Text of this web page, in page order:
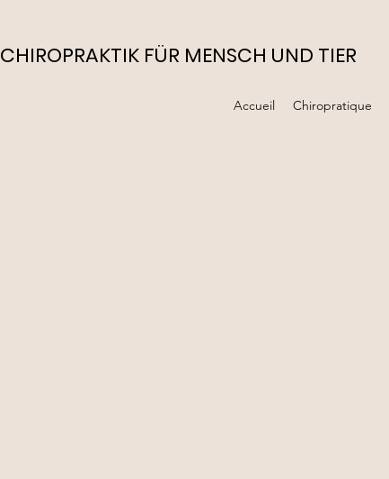
CHIROPRAKTIK FÜR MENSCH UND TIER
Accueil Chiropratique